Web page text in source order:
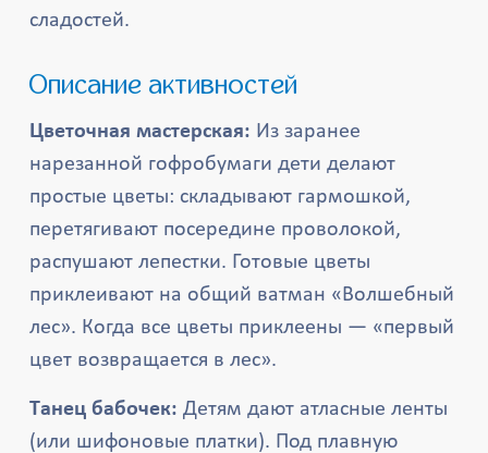
сладостей.
Описание активностей
Цветочная мастерская: Из заранее
нарезанной гофробумаги дети делают
простые цветы: складывают гармошкой,
перетягивают посередине проволокой,
распушают лепестки. Готовые цветы
приклеивают на общий ватман «Волшебный
лес». Когда все цветы приклеены — «первый
цвет возвращается в лес».
Танец бабочек: Детям дают атласные ленты
(или шифоновые платки). Под плавную